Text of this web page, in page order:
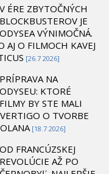
V ÉRE ZBYTOČNÝCH
BLOCKBUSTEROV JE
ODYSEA VÝNIMOČNÁ.
AJ O FILMOCH KAVEJ
[26.7 2026]
PRÍPRAVA NA
ODYSEU: KTORÉ
FILMY BY STE MALI
O TVORBE
[18.7 2026]
OD FRANCÚZSKEJ
REVOLÚCIE AŽ PO